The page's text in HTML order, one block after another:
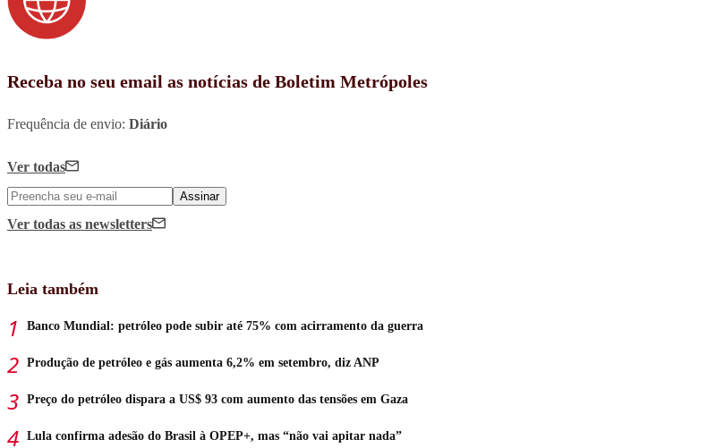
Receba no seu email as notícias de Boletim Metrópoles
Frequência de envio: Diário
Ver todas
Assinar
Ver todas as newsletters
Leia também
Banco Mundial: petróleo pode subir até 75% com acirramento da guerra
Produção de petróleo e gás aumenta 6,2% em setembro, diz ANP
Preço do petróleo dispara a US$ 93 com aumento das tensões em Gaza
Lula confirma adesão do Brasil à OPEP+, mas “não vai apitar nada”